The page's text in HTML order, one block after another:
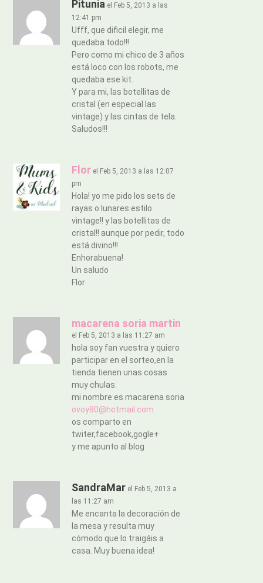
Pitunia el Feb 5, 2013 a las
12:41 pm
Ufff, que dificil elegir, me
quedaba todo!!!
Pero como mi chico de 3 años
está loco con los robots, me
quedaba ese kit.
Y para mi, las botellitas de
cristal (en especial las
vintage) y las cintas de tela.
Saludos!!!
Flor el Feb 5, 2013 a las 12:07
pm
Hola! yo me pido los sets de
rayas o lunares estilo
vintage!! y las botellitas de
cristal!! aunque por pedir, todo
está divino!!!
Enhorabuena!
Un saludo
Flor
macarena soria martin
el Feb 5, 2013 a las 11:27 am
hola soy fan vuestra y quiero
participar en el sorteo,en la
tienda tienen unas cosas
muy chulas.
mi nombre es macarena soria
ovoy80@hotmail.com
os comparto en
twiter,facebook,gogle+
y me apunto al blog
SandraMar el Feb 5, 2013 a
las 11:27 am
Me encanta la decoración de
la mesa y resulta muy
cómodo que lo traigáis a
casa. Muy buena idea!